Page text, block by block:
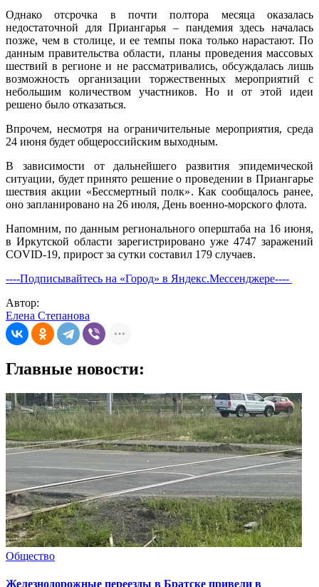
Однако отсрочка в почти полтора месяца оказалась
недостаточной для Приангарья – пандемия здесь началась
позже, чем в столице, и ее темпы пока только нарастают. По
данным правительства области, планы проведения массовых
шествий в регионе и не рассматривались, обсуждалась лишь
возможность организации торжественных мероприятий с
небольшим количеством участников. Но и от этой идеи
решено было отказаться.
Впрочем, несмотря на ограничительные мероприятия, среда
24 июня будет общероссийским выходным.
В зависимости от дальнейшего развития эпидемической
ситуации, будет принято решение о проведении в Приангарье
шествия акции «Бессмертный полк». Как сообщалось ранее,
оно запланировано на 26 июля, День военно-морского флота.
Напомним, по данным регионального оперштаба на 16 июня,
в Иркутской области зарегистрировано уже 4747 заражений
COVID-19, прирост за сутки составил 179 случаев.
----Подписывайтесь на «Город» в Яндекс.Мессенджере----
Автор:
Елена Степанова
Главные новости:
Общество
Железнодорожные переезды в Братске привели в